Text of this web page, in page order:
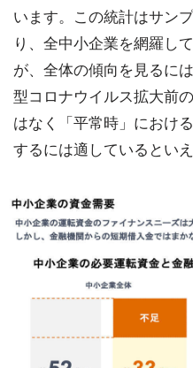
います。この統計はサン
り、全中小企業を網羅し
が、全体の傾向を見るに
型コロナウイルス拡大前
はなく「平常時」におけ
するには適しているといえ